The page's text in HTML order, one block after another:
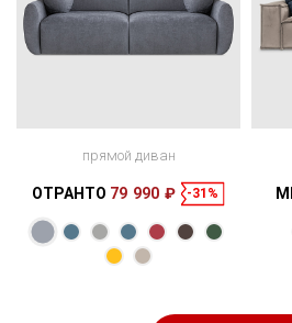
Размеры
Спальное
прямой диван
ОТРАНТО 79 990 ₽ -31%